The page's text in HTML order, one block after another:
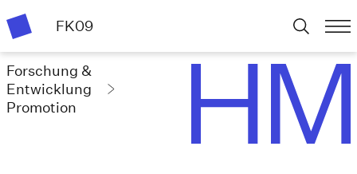
FK09
Forschung &
Entwicklung
Promotion